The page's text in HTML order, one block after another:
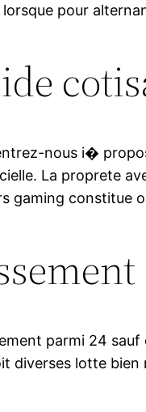
pour
nous i�
La proprete
gaming constitue
parmi 24
diverses lotte